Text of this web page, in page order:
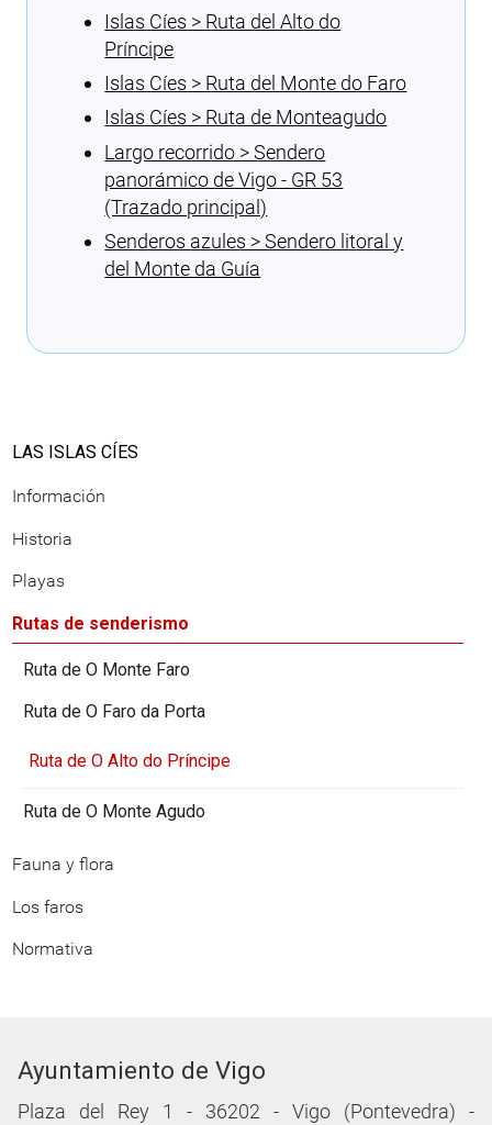
Islas Cíes > Ruta del Alto do
Príncipe
Islas Cíes > Ruta del Monte do Faro
Islas Cíes > Ruta de Monteagudo
Largo recorrido > Sendero
panorámico de Vigo - GR 53
(Trazado principal)
Senderos azules > Sendero litoral y
del Monte da Guía
LAS ISLAS CÍES
Información
Historia
Playas
Rutas de senderismo
Ruta de O Monte Faro
Ruta de O Faro da Porta
Ruta de O Alto do Príncipe
Ruta de O Monte Agudo
Fauna y flora
Los faros
Normativa
Ayuntamiento de Vigo
Plaza del Rey 1 - 36202 - Vigo (Pontevedra) -